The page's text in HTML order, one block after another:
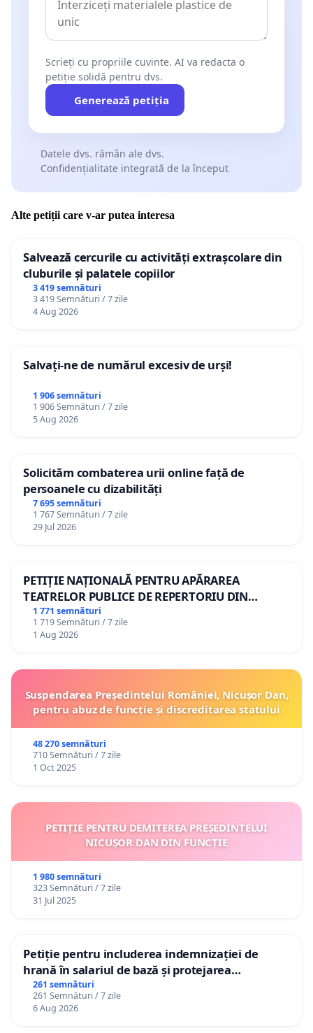
Scrieți cu propriile cuvinte. AI va redacta o
petiție solidă pentru dvs.
Generează petiția
Datele dvs. rămân ale dvs.
Confidențialitate integrată de la început
Alte petiții care v-ar putea interesa
Salvează cercurile cu activități extrașcolare din
cluburile și palatele copiilor
3 419 semnături
3 419 Semnături / 7 zile
4 Aug 2026
Salvați-ne de numărul excesiv de urși!
1 906 semnături
1 906 Semnături / 7 zile
5 Aug 2026
Solicităm combaterea urii online față de
persoanele cu dizabilități
7 695 semnături
1 767 Semnături / 7 zile
29 Jul 2026
PETIȚIE NAȚIONALĂ PENTRU APĂRAREA
TEATRELOR PUBLICE DE REPERTORIU DIN
ROMÂNIA
1 771 semnături
1 719 Semnături / 7 zile
1 Aug 2026
Suspendarea Președintelui României, Nicușor Dan,
pentru abuz de funcție și discreditarea statului
48 270 semnături
710 Semnături / 7 zile
1 Oct 2025
PETIȚIE PENTRU DEMITEREA PREȘEDINTELUI
NICUȘOR DAN DIN FUNCȚIE
1 980 semnături
323 Semnături / 7 zile
31 Jul 2025
Petiție pentru includerea indemnizației de
hrană în salariul de bază și protejarea
gradațiilor de vechime pentru asistenții
personali
261 semnături
261 Semnături / 7 zile
6 Aug 2026